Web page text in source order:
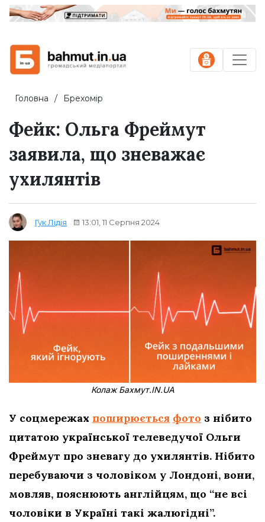
Головна Брехомір
Фейк: Ольга Фреймут
заявила, що зневажає
ухилянтів
Гук Лідія 13:01, 11 Серпня 2024
Колаж Бахмут.IN.UA
У соцмережах поширюється фото з нібито
цитатою української телеведучої Ольги
Фреймут про зневагу до ухилянтів. Нібито
перебуваючи з чоловіком у Лондоні, вони,
мовляв, пояснюють англійцям, що “не всі
чоловіки в Україні такі жалюгідні”.